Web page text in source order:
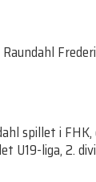
spillet i
liga, 2.